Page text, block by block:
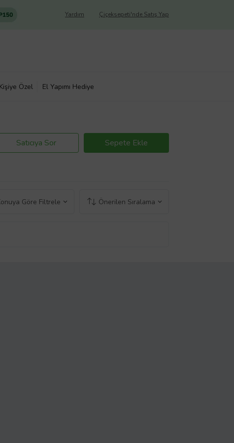
Çiçeksepeti'nde Satış Yap
Yardım
Kişiye Özel El Yapımı Hediye
Satıcıya Sor Sepete Ekle
Göre Filtrele Önerilen Sıralama